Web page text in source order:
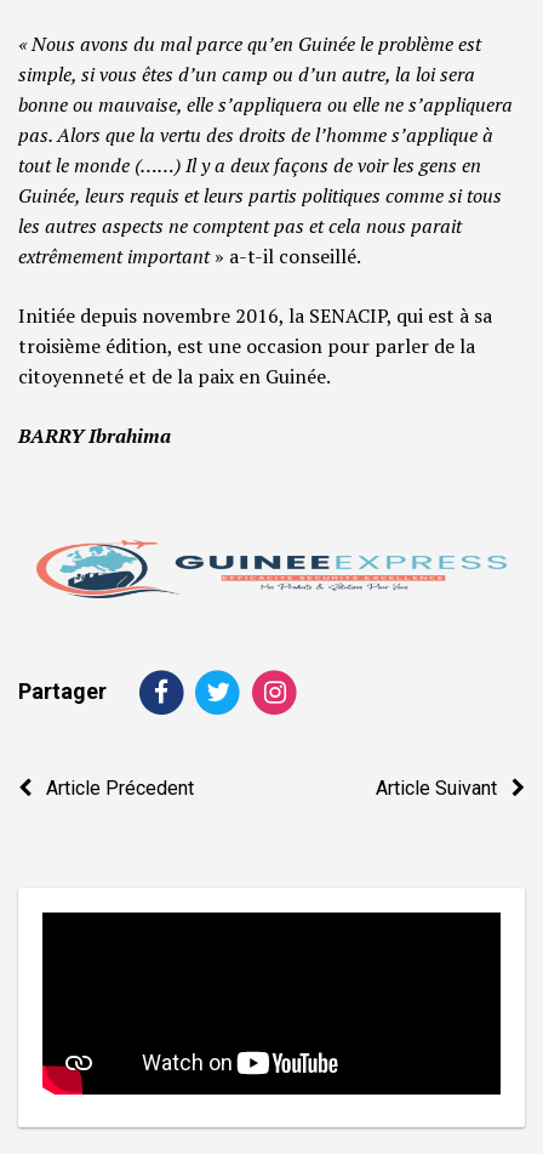
« Nous avons du mal parce qu’en Guinée le problème est
simple, si vous êtes d’un camp ou d’un autre, la loi sera
bonne ou mauvaise, elle s’appliquera ou elle ne s’appliquera
pas. Alors que la vertu des droits de l’homme s’applique à
tout le monde (……) Il y a deux façons de voir les gens en
Guinée, leurs requis et leurs partis politiques comme si tous
les autres aspects ne comptent pas et cela nous parait
extrêmement important» a-t-il conseillé.
Initiée depuis novembre 2016, la SENACIP, qui est à sa
troisième édition, est une occasion pour parler de la
citoyenneté et de la paix en Guinée.
BARRY Ibrahima
Partager
Navigation
Article Précedent Article Suivant